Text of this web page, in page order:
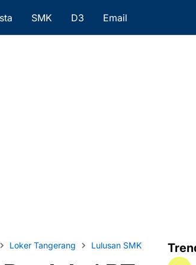
SMK D3 Email
Loker Tangerang Lulusan SMK